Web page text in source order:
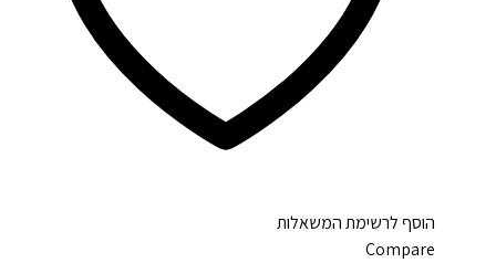
הוסף לרשימת המשאלות
Compare